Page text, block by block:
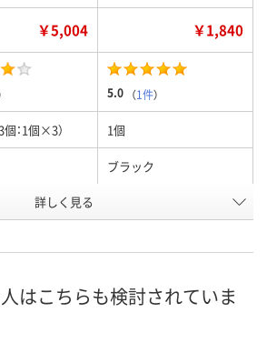
￥5,004 ￥1,840
5.0 （1件）
個：1個×3） 1個
ブラック
詳しく見る
はこちらも検討されていま